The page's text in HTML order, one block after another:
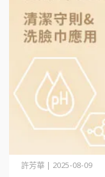
許芳華 | 2025-08-09